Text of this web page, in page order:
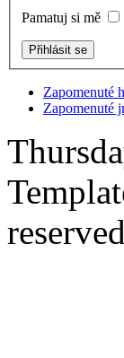
Pamatuj si mě
Zapomenuté
Zapomenuté